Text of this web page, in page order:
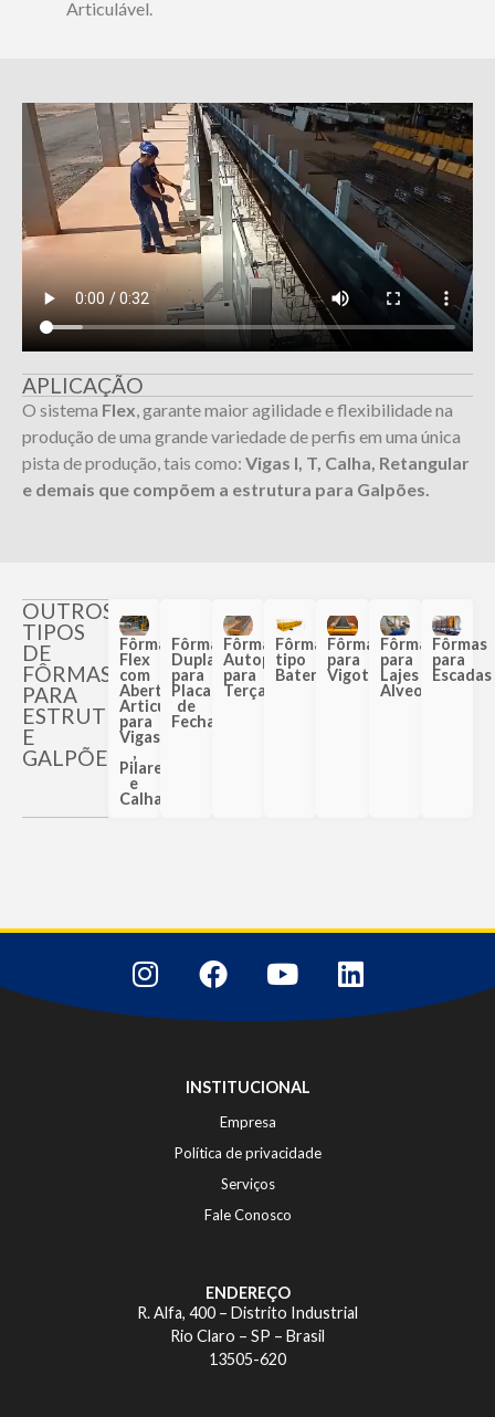
Articulável.
APLICAÇÃO
O sistema Flex , garante maior agilidade e flexibilidade na
produção de uma grande variedade de perfis em uma única
pista de produção, tais como: Vigas I, T, Calha, Retangular
e demais que compõem a estrutura para Galpões.
OUTROS
TIPOS
DE
FÔRMAS
PARA
ESTRUTURAS
E
GALPÕES
Fôrmas
Flex
com
Abertura
Articulável
para
Vigas
,
Pilares
e
Calhas
Fôrmas
Duplas
para
Placas
de
Fechamento
Fôrmas
Autoportantes
para
Terças
Fôrmas
tipo
Bateria
Fôrmas
para
Vigotas
Fôrmas
para
Lajes
Alveolares
Fôrmas
para
Escadas
INSTITUCIONAL
Empresa
Política de privacidade
Serviços
Fale Conosco
ENDEREÇO
R. Alfa, 400 – Distrito Industrial
Rio Claro – SP – Brasil
13505-620